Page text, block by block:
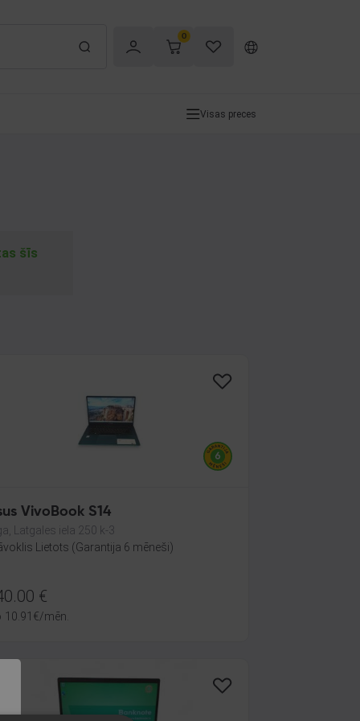
0
Visas preces
šīs
VivoBook S14
Latgales iela 250 k-3
Lietots (Garantija 6 mēneši)
€
10.91 €/mēn.